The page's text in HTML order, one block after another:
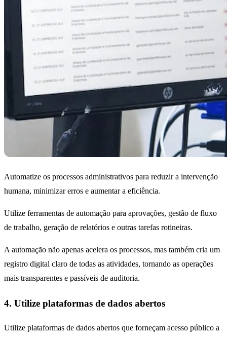
Automatize os processos administrativos para reduzir a intervenção
humana, minimizar erros e aumentar a eficiência.
Utilize ferramentas de automação para aprovações, gestão de fluxo
de trabalho, geração de relatórios e outras tarefas rotineiras.
A automação não apenas acelera os processos, mas também cria um
registro digital claro de todas as atividades, tornando as operações
mais transparentes e passíveis de auditoria.
4. Utilize plataformas de dados abertos
Utilize plataformas de dados abertos que forneçam acesso público a